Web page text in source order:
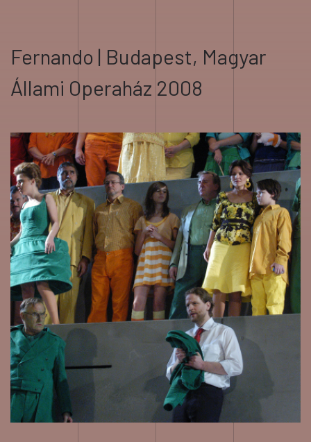
Fernando | Budapest, Magyar
Állami Operaház 2008